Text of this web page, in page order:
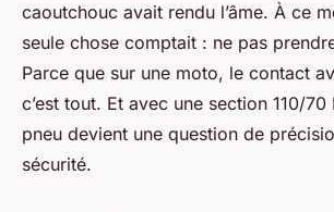
caoutchouc avait rendu l’âme. À ce
seule chose comptait : ne pas
Parce que sur une moto, le contact
c’est tout. Et avec une section 110/70
pneu devient une question de
sécurité.